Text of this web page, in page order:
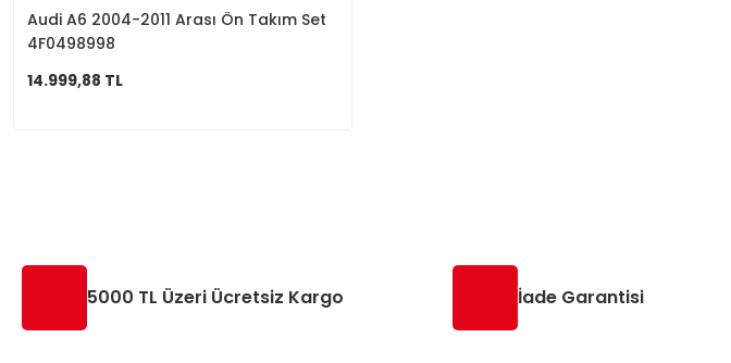
Audi A6 2004-2011 Arası Ön Takım Set
4F0498998
14.999,88 TL
5000 TL Üzeri Ücretsiz Kargo İade Garantisi